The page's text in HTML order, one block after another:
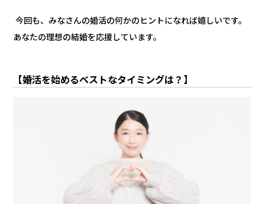
今回も、みなさんの婚活の何かのヒントになれば嬉しいです。
あなたの理想の結婚を応援しています。
【婚活を始めるベストなタイミングは？】